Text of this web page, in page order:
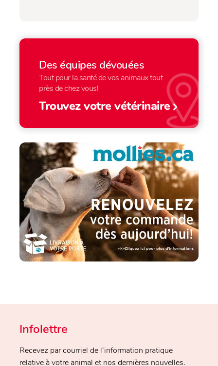
Des équipes dévouées
Tout pour la santé de vos animaux tout
près de chez vous!
Trouvez votre vétérinaire
Infolettre
Recevez par courriel de l’information pratique
relative à votre animal et nos dernières nouvelles.